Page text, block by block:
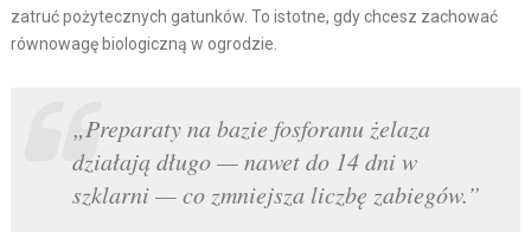
zatruć pożytecznych gatunków. To istotne, gdy chcesz zachować
równowagę biologiczną w ogrodzie.
„Preparaty na bazie fosforanu żelaza
działają długo — nawet do 14 dni w
szklarni — co zmniejsza liczbę zabiegów.”